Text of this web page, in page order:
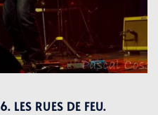
LES RUES DE FEU.